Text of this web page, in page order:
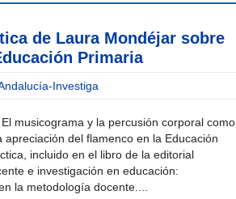
de Laura Mondéjar sobre
Primaria
Investiga
musicograma y la percusión corporal como
apreciación del flamenco en la Educación
incluido en el libro de la editorial
e investigación en educación:
la metodología docente....